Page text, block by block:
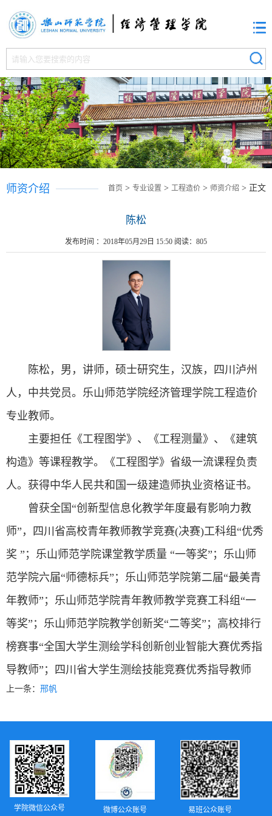
首页 > 专业设置 > 工程造价 > 师资介绍 > 正文
师资介绍
陈松
发布时间 ：2018年05月29日 15:50 阅读： 805
陈松，男，讲师，硕士研究生，汉族，四川泸州
人，中共党员。乐山师范学院经济管理学院工程造价
专业教师。
主要担任《工程图学》、《工程测量》、《建筑
构造》等课程教学。《工程图学》省级一流课程负责
人。获得中华人民共和国一级建造师执业资格证书。
曾获全国“创新型信息化教学年度最有影响力教
师”，四川省高校青年教师教学竞赛(决赛)工科组“优秀
奖 ”；乐山师范学院课堂教学质量 “一等奖”；乐山师
范学院六届“师德标兵”；乐山师范学院第二届“最美青
年教师”；乐山师范学院青年教师教学竞赛工科组“一
等奖”；乐山师范学院教学创新奖“二等奖”；高校排行
榜赛事“全国大学生测绘学科创新创业智能大赛优秀指
导教师”；四川省大学生测绘技能竞赛优秀指导教师
上一条： 邢帆
学院微信公众号 微博公众账号 易班公众账号